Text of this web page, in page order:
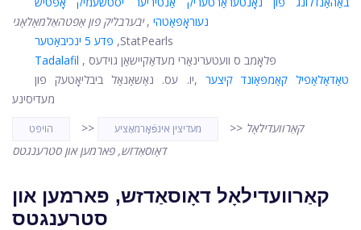
נעוראָפּאַטהי , יבערבליק פון אָפטהאַלמאָלאָגי
פּדע 5 ינכיבאַטער ,StatPearls
Tadalafil
, פּלאָמב ס וועטערינאַרי מעדאַקיישאַן גוידעס
טאַדאַלאַפיל קאַמפּאַונד קיצער ,יו. עס. נאַשאַנאַל ביבליאָטעק פון
מעדיסינע
הויפּט >> מעדיצין אינפֿאָרמאַציע >> קאַרוועדילאָל
דאָוסאַדזש, פארמען און סטרענגטס
קאַרוועדילאָל דאָוסאַדזש, פארמען און
סטרענגטס